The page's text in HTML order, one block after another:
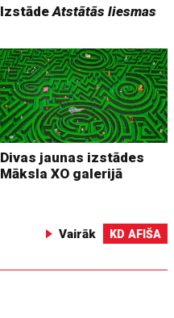
IzstādeAtstātās liesmas
Divas jaunas izstādes
Māksla XO galerijā
Vairāk KD AFIŠA